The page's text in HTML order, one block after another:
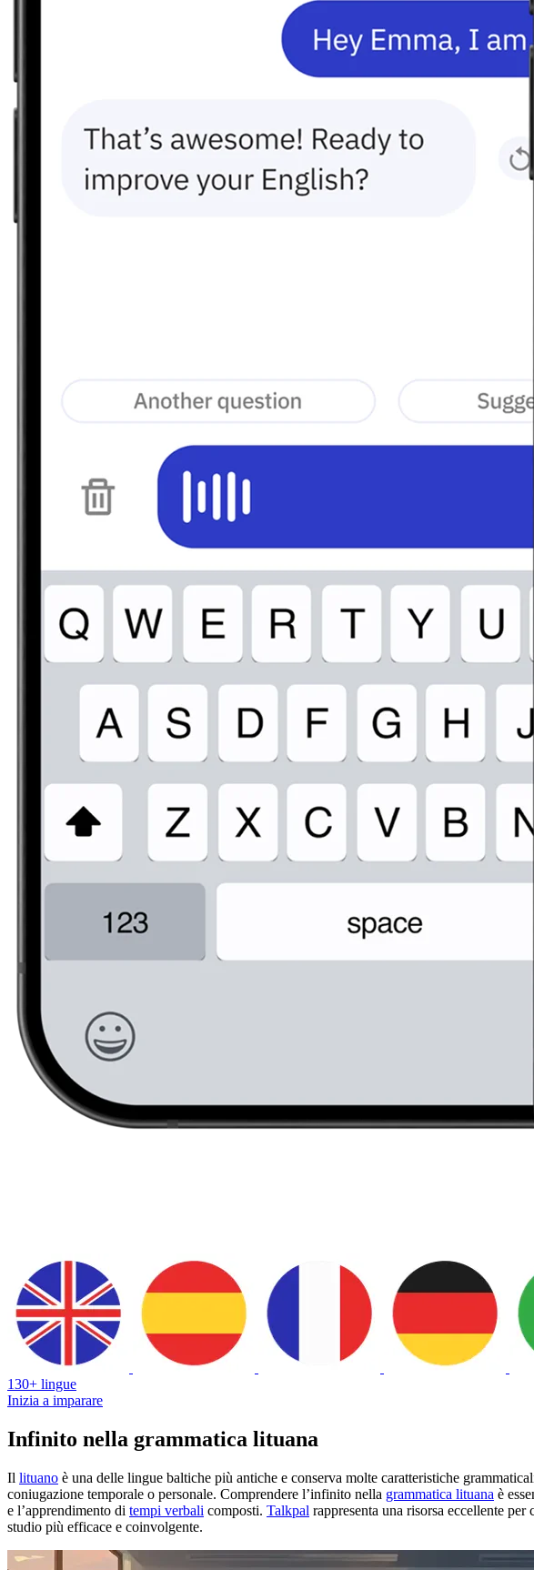
130+ lingue
Inizia a imparare
Infinito nella grammatica lituana
Il lituano è una delle lingue baltiche più antiche e conserva molte caratteristiche
coniugazione temporale o personale. Comprendere l’infinito nella grammatica lituana è
e l’apprendimento di tempi verbali composti. Talkpal rappresenta una risorsa eccellente
studio più efficace e coinvolgente.